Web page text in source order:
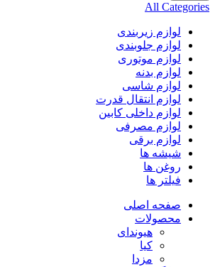
All Categories
لوازم زیربندی
لوازم جلوبندی
لوازم موتوری
لوازم بدنه
لوازم شاسی
لوازم انتقال قدرت
لوازم داخلی کابین
لوازم مصرفی
لوازم برقی
شیشه ها
روغن ها
فیلتر ها
صفحه اصلی
محصولات
هیوندای
کیا
مزدا